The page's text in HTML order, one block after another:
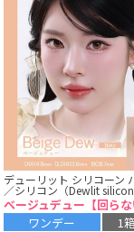
デューリット シリコーン
／シリコン（Dewlit
ベージュデュー【回らな
ワンデー
1